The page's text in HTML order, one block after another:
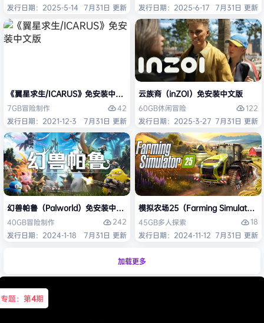
发行日期：2025-5-14 7月31日 更新
发行日期：2025-6-17 7月31日 更新
《翼星求生/ICARUS》免安装中文版
7GB冒险制作
42
发行日期：2021-12-3
7月31日 更新
云族裔（inZOI）免安装中文版
60GB休闲冒险
122
发行日期：2025-3-27 7月31日 更新
幻兽帕鲁（Palworld）免安装中文版
40GB冒险制作
242
发行日期：2024-1-18
7月31日 更新
模拟农场25（Farming Simulator
45GB多人探索
18
发行日期：2024-11-12 7月31日 更新
加载更多
专题：第4期